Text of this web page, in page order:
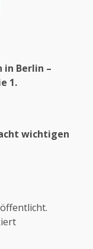
in Berlin –
1.
wichtigen